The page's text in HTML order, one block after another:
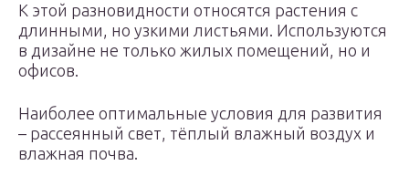
К этой разновидности относятся растения с
длинными, но узкими листьями. Используются
в дизайне не только жилых помещений, но и
офисов.
Наиболее оптимальные условия для развития
– рассеянный свет, тёплый влажный воздух и
влажная почва.